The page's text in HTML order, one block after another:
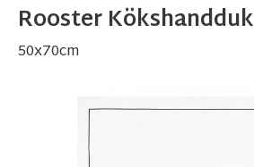
Rooster Kökshandduk
50x70cm